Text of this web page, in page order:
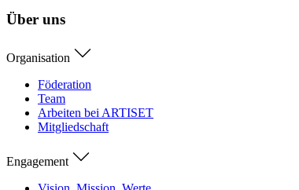
Über uns
Organisation
Föderation
Team
Arbeiten bei ARTISET
Mitgliedschaft
Engagement